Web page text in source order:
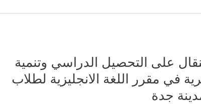
على التحصيل الدراسي وتنمية
في مقرر اللغة الانجليزية لطلاب
جدة